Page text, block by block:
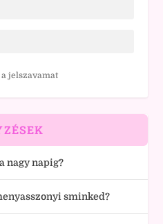
jelszavamat
nagy napig?
sminked?